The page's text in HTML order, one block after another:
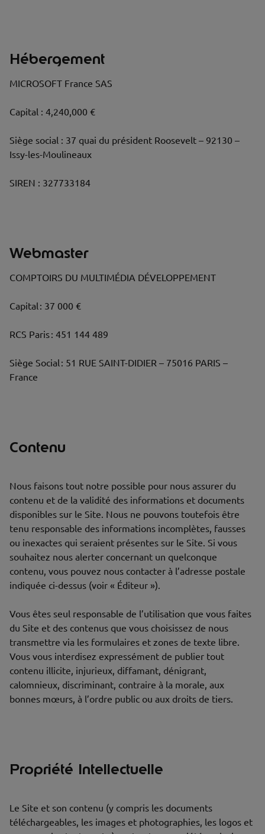
Hébergement
MICROSOFT France SAS
Capital : 4,240,000 €
Siège social : 37 quai du président Roosevelt – 92130 –
Issy-les-Moulineaux
SIREN : 327733184
Webmaster
COMPTOIRS DU MULTIMÉDIA DÉVELOPPEMENT
Capital : 37 000 €
RCS Paris : 451 144 489
Siège Social : 51 RUE SAINT-DIDIER – 75016 PARIS –
France
Contenu
Nous faisons tout notre possible pour nous assurer du
contenu et de la validité des informations et documents
disponibles sur le Site. Nous ne pouvons toutefois être
tenu responsable des informations incomplètes, fausses
ou inexactes qui seraient présentes sur le Site. Si vous
souhaitez nous alerter concernant un quelconque
contenu, vous pouvez nous contacter à l’adresse postale
indiquée ci-dessus (voir « Éditeur »).
Vous êtes seul responsable de l’utilisation que vous faites
du Site et des contenus que vous choisissez de nous
transmettre via les formulaires et zones de texte libre.
Vous vous interdisez expressément de publier tout
contenu illicite, injurieux, diffamant, dénigrant,
calomnieux, discriminant, contraire à la morale, aux
bonnes mœurs, à l’ordre public ou aux droits de tiers.
Propriété Intellectuelle
Le Site et son contenu (y compris les documents
téléchargeables, les images et photographies, les logos et